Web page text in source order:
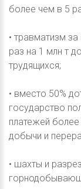
более чем в 5
• травматизм
раз на 1 млн т
трудящихся;
• вместо 50%
государство
платежей
добычи и
• шахты и